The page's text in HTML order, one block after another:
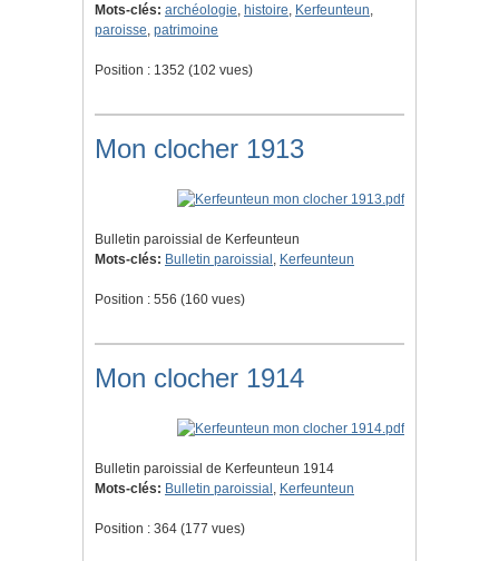
Mots-clés: archéologie, histoire, Kerfeunteun,
paroisse, patrimoine
Position : 1352 (102 vues)
Mon clocher 1913
Bulletin paroissial de Kerfeunteun
Mots-clés: Bulletin paroissial , Kerfeunteun
Position : 556 (160 vues)
Mon clocher 1914
Bulletin paroissial de Kerfeunteun 1914
Mots-clés: Bulletin paroissial , Kerfeunteun
Position : 364 (177 vues)